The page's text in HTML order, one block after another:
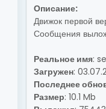
Описание:
Движок первой
Сообщения
Реальное имя:
Загружен:
Последнее
Размер: 10.1 Mb